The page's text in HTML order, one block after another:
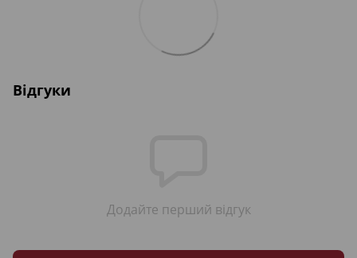
Відгуки
Додайте перший відгук